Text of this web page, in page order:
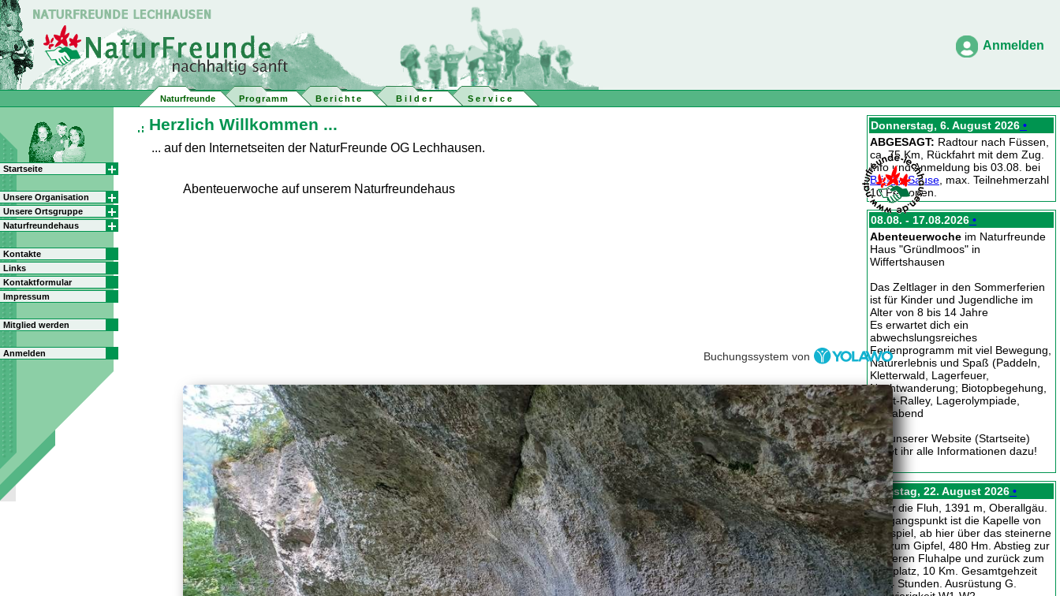
Anmelden
Naturfreunde Programm Berichte Bilder Service
Startseite
Unsere Organisation
Unsere Ortsgruppe
Naturfreundehaus
Kontakte
Links
Kontaktformular
Impressum
Mitglied werden
Anmelden
Donnerstag, 6. August 2026 •
ABGESAGT: Radtour nach Füssen,
ca. 75 Km, Rückfahrt mit dem Zug.
Info und Anmeldung bis 03.08. bei
Brigitte Sause , max. Teilnehmerzahl
10 Personen.
08.08. - 17.08.2026 •
Abenteuerwoche im Naturfreunde
Haus "Gründlmoos" in
Wiffertshausen
Das Zeltlager in den Sommerferien
ist für Kinder und Jugendliche im
Alter von 8 bis 14 Jahre
Es erwartet dich ein
abwechslungsreiches
Ferienprogramm mit viel Bewegung,
Naturerlebnis und Spaß (Paddeln,
Kletterwald, Lagerfeuer,
Nachtwanderung; Biotopbegehung,
Stadt-Ralley, Lagerolympiade,
Festabend
Auf unserer Website (Startseite)
findet ihr alle Informationen dazu!
Samstag, 22. August 2026 •
Überdie Fluh, 1391 m, Oberallgäu.
Ausgangspunkt ist die Kapelle von
Hagspiel, ab hier über das steinerne
Tor zum Gipfel, 480 Hm. Abstieg zur
vorderen Fluhalpe und zurück zum
Parkplatz, 10 Km. Gesamtgehzeit
ca. 4 Stunden. Ausrüstung G.
Herzlich Willkommen ...
... auf den Internetseiten der NaturFreunde OG Lechhausen.
Abenteuerwoche auf unserem Naturfreundehaus
Buchungssystem von